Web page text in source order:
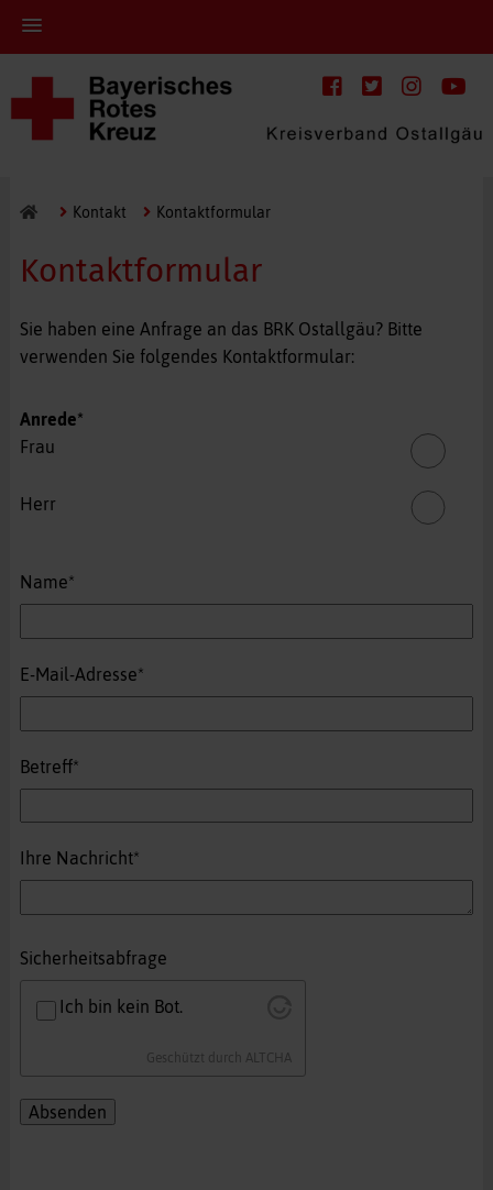
Kontakt Kontaktformular
Kontaktformular
Sie haben eine Anfrage an das BRK Ostallgäu? Bitte
verwenden Sie folgendes Kontaktformular:
Pflichtfeld
Anrede*
Frau
Herr
Pflichtfeld
Name*
Pflichtfeld
E-Mail-Adresse*
Pflichtfeld
Betreff*
Pflichtfeld
Ihre Nachricht*
Sicherheitsabfrage
Ich bin kein Bot.
Geschützt durch ALTCHA
Absenden